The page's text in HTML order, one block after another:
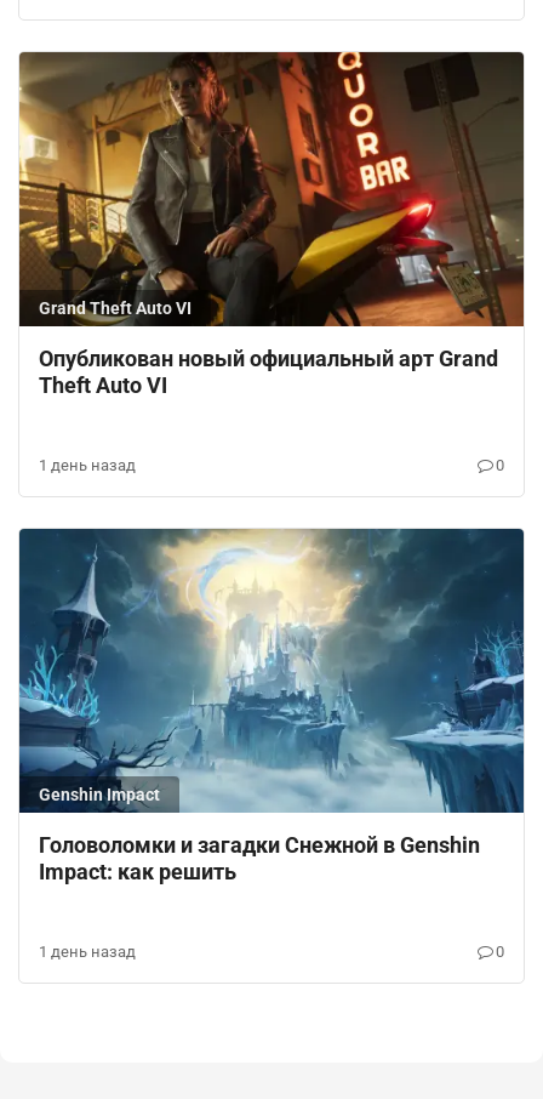
Grand Theft Auto VI
Опубликован новый официальный арт Grand
Theft Auto VI
1 день назад 0
Genshin Impact
Головоломки и загадки Снежной в Genshin
Impact: как решить
1 день назад 0